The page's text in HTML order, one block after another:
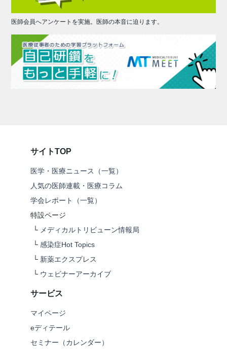
医師会員へアンケートを実施。医師の本音に迫ります。
サイトTOP
医学・医療ニュース（一覧）
人気の医師連載・医療コラム
学会レポート（一覧）
特設ページ
└ メディカルトリビューン情報局
└ 感染症Hot Topics
└ 新薬エクスプレス
└ ウェビナーアーカイブ
サービス
マイページ
eディテール
セミナー（カレンダー）